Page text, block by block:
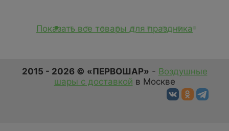
Показать все товары для праздника
2015 - 2026 © «ПЕРВОШАР» - Воздушные
шары с доставкой в Москве